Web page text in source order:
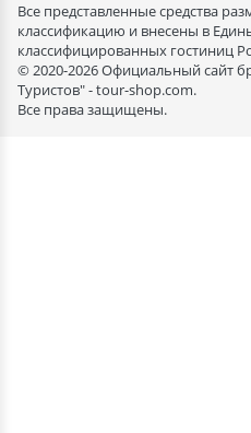
Все представленные средства
классификацию и внесены в
классифицированных гостиниц
© 2020-2026 Официальный сайт
Туристов" - tour-shop.com.
Все права защищены.